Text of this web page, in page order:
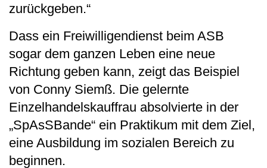
zurückgeben.“
Dass ein Freiwilligendienst beim ASB
sogar dem ganzen Leben eine neue
Richtung geben kann, zeigt das Beispiel
von Conny Siemß. Die gelernte
Einzelhandelskauffrau absolvierte in der
„SpAsSBande“ ein Praktikum mit dem Ziel,
eine Ausbildung im sozialen Bereich zu
beginnen.